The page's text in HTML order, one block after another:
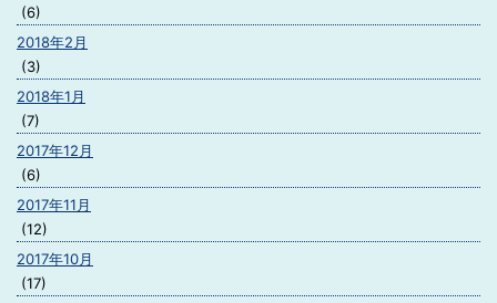
(6)
2018年2月
(3)
2018年1月
(7)
2017年12月
(6)
2017年11月
(12)
2017年10月
(17)